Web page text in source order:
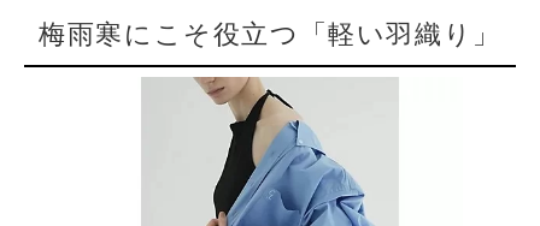
梅雨寒にこそ役立つ「軽い羽織り」